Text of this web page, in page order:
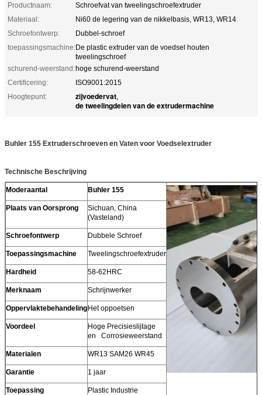
Productnaam:
Schroefvat van tweelingschroefextruder
Materiaal:
Ni60 de legering van de nikkelbasis, WR13, WR14
Schroefontwerp:
Dubbel-schroef
toepassingsmachine:De plastic extruder van de voedsel houten
tweelingschroef
schurend-weerstand:hoge schurend-weerstand
Certificering:
ISO9001:2015
Hoogtepunt:
zijvoedervat,
de tweelingdelen van de extrudermachine
Buhler 155 Extruderschroeven en Vaten voor Voedselextruder
Technische Beschrijving
Moderaantal Buhler 155
Plaats van Oorsprong
Sichuan, China
(Vasteland)
Schroefontwerp Dubbele Schroef
Toepassingsmachine Tweelingschroefextruder
Hardheid 58-62HRC
Merknaam Schrijnwerker
OppervlaktebehandelingHet oppoetsen
Voordeel
Hoge Precisieslijtage
en Corrosieweerstand
Materialen WR13 SAM26 WR45
Garantie 1 jaar
Toepassing
Plastic Industrie